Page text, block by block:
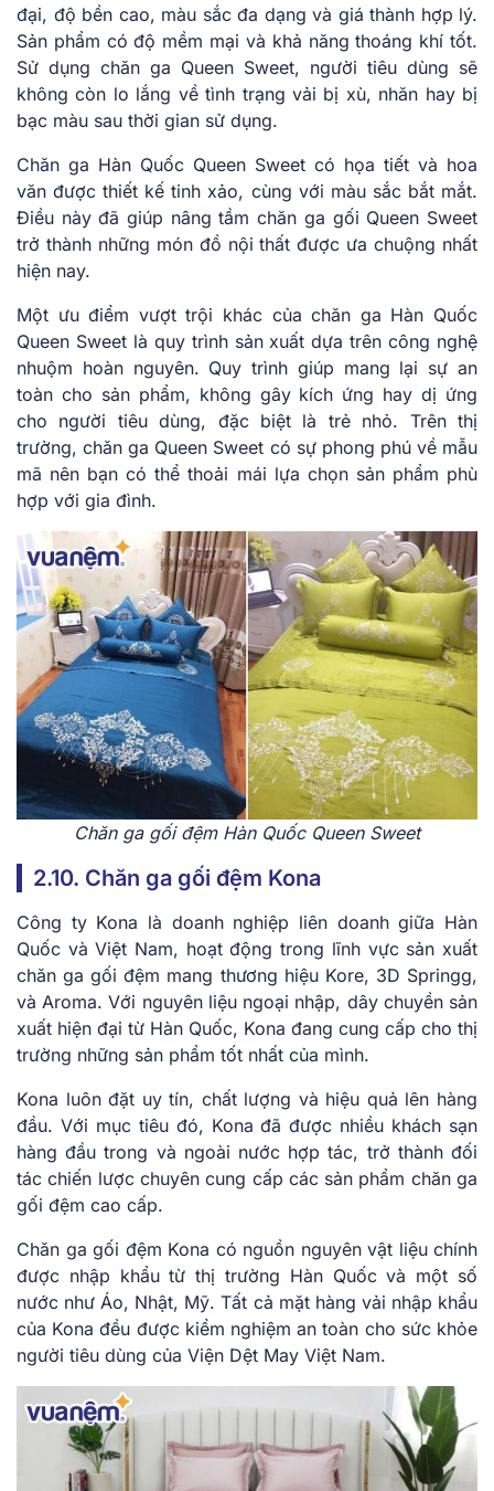
đại, độ bền cao, màu sắc đa dạng và giá thành hợp lý.
Sản phẩm có độ mềm mại và khả năng thoáng khí tốt.
Sử dụng chăn ga Queen Sweet, người tiêu dùng sẽ
không còn lo lắng về tình trạng vải bị xù, nhăn hay bị
bạc màu sau thời gian sử dụng.
Chăn ga Hàn Quốc Queen Sweet có họa tiết và hoa
văn được thiết kế tinh xảo, cùng với màu sắc bắt mắt.
Điều này đã giúp nâng tầm chăn ga gối Queen Sweet
trở thành những món đồ nội thất được ưa chuộng nhất
hiện nay.
Một ưu điểm vượt trội khác của chăn ga Hàn Quốc
Queen Sweet là quy trình sản xuất dựa trên công nghệ
nhuộm hoàn nguyên. Quy trình giúp mang lại sự an
toàn cho sản phẩm, không gây kích ứng hay dị ứng
cho người tiêu dùng, đặc biệt là trẻ nhỏ. Trên thị
trường, chăn ga Queen Sweet có sự phong phú về mẫu
mã nên bạn có thể thoải mái lựa chọn sản phẩm phù
hợp với gia đình.
Chăn ga gối đệm Hàn Quốc Queen Sweet
2.10. Chăn ga gối đệm Kona
Công ty Kona là doanh nghiệp liên doanh giữa Hàn
Quốc và Việt Nam, hoạt động trong lĩnh vực sản xuất
chăn ga gối đệm mang thương hiệu Kore, 3D Springg,
và Aroma. Với nguyên liệu ngoại nhập, dây chuyền sản
xuất hiện đại từ Hàn Quốc, Kona đang cung cấp cho thị
trường những sản phẩm tốt nhất của mình.
Kona luôn đặt uy tín, chất lượng và hiệu quả lên hàng
đầu. Với mục tiêu đó, Kona đã được nhiều khách sạn
hàng đầu trong và ngoài nước hợp tác, trở thành đối
tác chiến lược chuyên cung cấp các sản phẩm chăn ga
gối đệm cao cấp.
Chăn ga gối đệm Kona có nguồn nguyên vật liệu chính
được nhập khẩu từ thị trường Hàn Quốc và một số
nước như Áo, Nhật, Mỹ. Tất cả mặt hàng vải nhập khẩu
của Kona đều được kiểm nghiệm an toàn cho sức khỏe
người tiêu dùng của Viện Dệt May Việt Nam.